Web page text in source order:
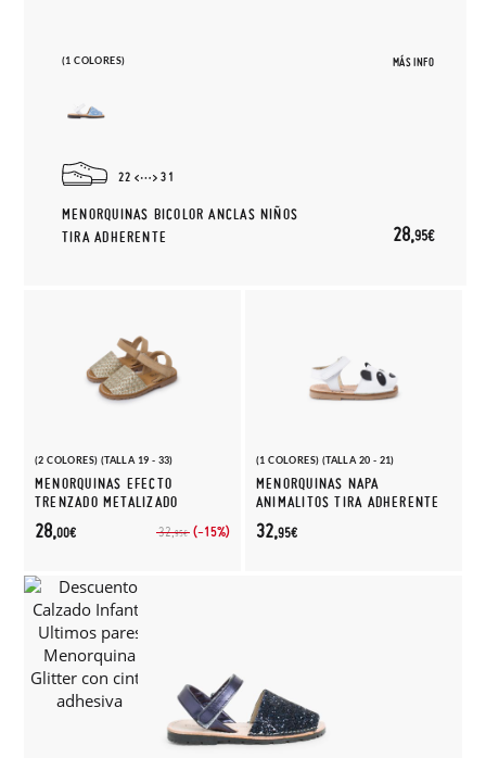
(1 COLORES) MÁS INFO
22 31
MENORQUINAS BICOLOR ANCLAS NIÑOS
TIRA ADHERENTE
28,95€
(2 COLORES) (TALLA 19 - 33)
MENORQUINAS EFECTO
TRENZADO METALIZADO
32,95€ (-15%)
28,00€
(1 COLORES) (TALLA 20 - 21)
MENORQUINAS NAPA
ANIMALITOS TIRA ADHERENTE
32,95€